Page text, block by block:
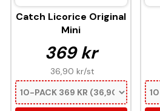
Catch Licorice Original
Mini
369 kr
36,90 kr/st